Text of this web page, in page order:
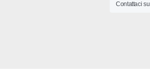
Contattaci su